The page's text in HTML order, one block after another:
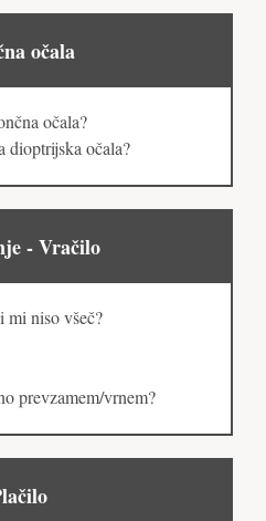
očala
očala?
dioptrijska očala?
- Vračilo
mi niso všeč?
prevzamem/vrnem?